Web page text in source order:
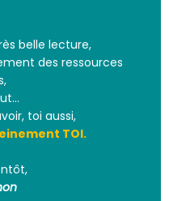
belle lecture,
des ressources
toi aussi,
TOI.